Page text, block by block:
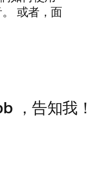
或者，面
，告知我！